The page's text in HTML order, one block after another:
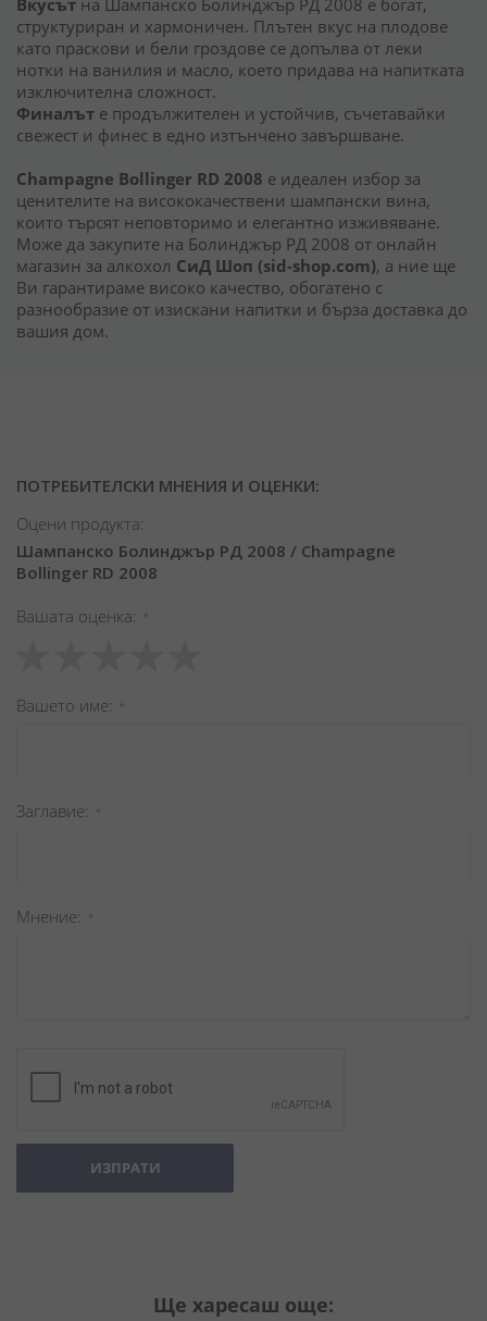
Вкусът на Шампанско Болинджър РД 2008 е богат,
структуриран и хармоничен. Плътен вкус на плодове
като праскови и бели гроздове се допълва от леки
нотки на ванилия и масло, което придава на напитката
изключителна сложност.
Финалът е продължителен и устойчив, съчетавайки
свежест и финес в едно изтънчено завършване.
Champagne Bollinger RD 2008 е идеален избор за
ценителите на висококачествени шампански вина,
които търсят неповторимо и елегантно изживяване.
Може да закупите на Болинджър РД 2008 от онлайн
магазин за алкохол СиД Шоп (sid-shop.com), а ние ще
Ви гарантираме високо качество, обогатено с
разнообразие от изискани напитки и бърза доставка до
вашия дом.
ПОТРЕБИТЕЛСКИ МНЕНИЯ И ОЦЕНКИ:
Оцени продукта:
Шампанско Болинджър РД 2008 / Champagne
Bollinger RD 2008
Вашата оценка
star
stars
stars
stars
stars
Вашето име
Заглавиe
Мнение
ИЗПРАТИ
Ще харесаш още: